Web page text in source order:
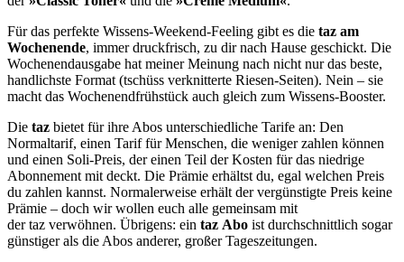
Für das perfekte Wissens-Weekend-Feeling gibt es die taz am
Wochenende, immer druckfrisch, zu dir nach Hause geschickt. Die
Wochenendausgabe hat meiner Meinung nach nicht nur das beste,
handlichste Format (tschüss verknitterte Riesen-Seiten). Nein – sie
macht das Wochenendfrühstück auch gleich zum Wissens-Booster.
Die taz bietet für ihre Abos unterschiedliche Tarife an: Den
Normaltarif, einen Tarif für Menschen, die weniger zahlen können
und einen Soli-Preis, der einen Teil der Kosten für das niedrige
Abonnement mit deckt. Die Prämie erhältst du, egal welchen Preis
du zahlen kannst. Normalerweise erhält der vergünstigte Preis keine
Prämie – doch wir wollen euch alle gemeinsam mit
der taz verwöhnen. Übrigens: ein taz Abo ist durchschnittlich sogar
günstiger als die Abos anderer, großer Tageszeitungen.